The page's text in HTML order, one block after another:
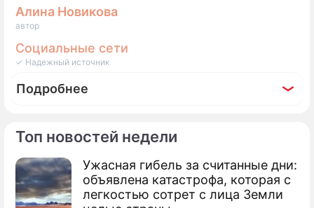
Топ новостей недели
Ужасная гибель за считанные дни:
объявлена катастрофа, которая с
легкостью сотрет с лица Земли
Алина Новикова
автор
Социальные сети
✓ Надежный источник
Подробнее
Фоторепортаж
Как изменились сестры Арнтгольц